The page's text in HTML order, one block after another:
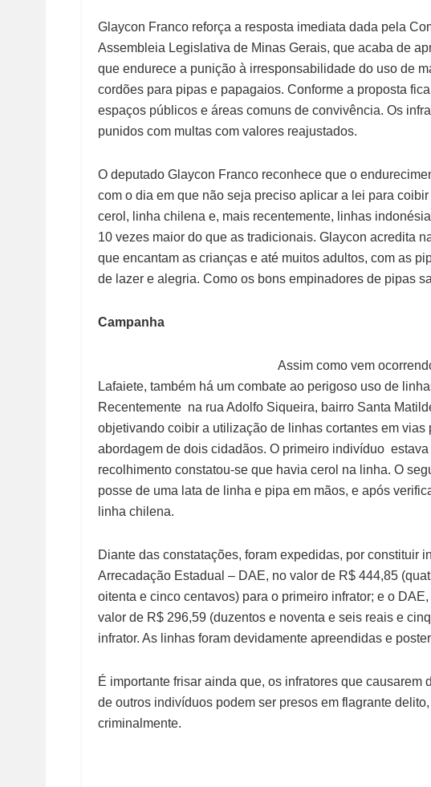
Glaycon Franco reforça a resposta imediata dada pela
Assembleia Legislativa de Minas Gerais, que acaba de
que endurece a punição à irresponsabilidade do uso de
cordões para pipas e papagaios. Conforme a proposta
espaços públicos e áreas comuns de convivência. Os
punidos com multas com valores reajustados.
O deputado Glaycon Franco reconhece que o
com o dia em que não seja preciso aplicar a lei para
cerol, linha chilena e, mais recentemente, linhas
10 vezes maior do que as tradicionais. Glaycon acredita
que encantam as crianças e até muitos adultos, com as
de lazer e alegria. Como os bons empinadores de pipas
Campanha
Assim como vem
Lafaiete, também há um combate ao perigoso uso de
Recentemente na rua Adolfo Siqueira, bairro Santa
objetivando coibir a utilização de linhas cortantes em
abordagem de dois cidadãos. O primeiro indivíduo
recolhimento constatou-se que havia cerol na linha. O
posse de uma lata de linha e pipa em mãos, e após
linha chilena.
Diante das constatações, foram expedidas, por constituir
Arrecadação Estadual – DAE, no valor de R$ 444,85
oitenta e cinco centavos) para o primeiro infrator; e o
valor de R$ 296,59 (duzentos e noventa e seis reais e
infrator. As linhas foram devidamente apreendidas e
É importante frisar ainda que, os infratores que
de outros indivíduos podem ser presos em flagrante
criminalmente.